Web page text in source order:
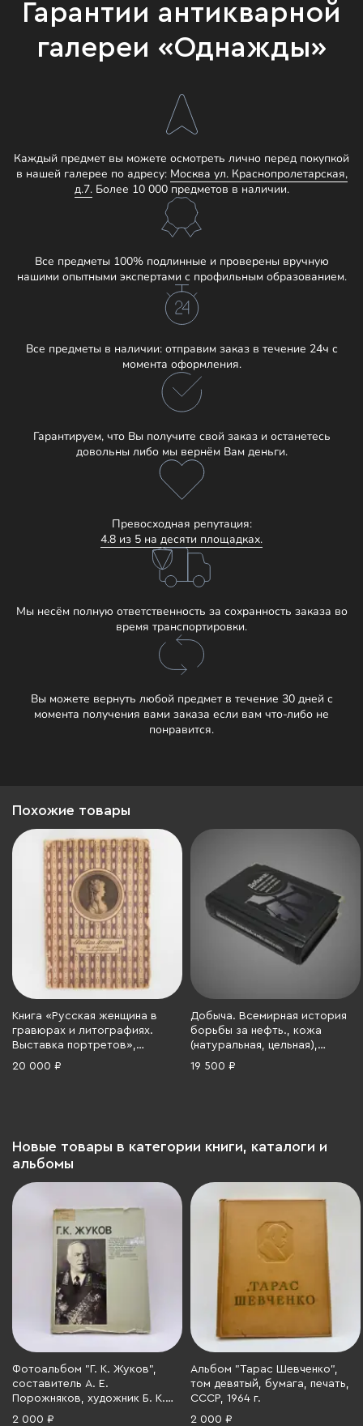
Гарантии антикварной
галереи «Однажды»
Каждый предмет вы можете осмотреть лично перед покупкой
в нашей галерее по адресу: Москва ул. Краснопролетарская,
д.7.Более 10 000 предметов в наличии.
Все предметы 100% подлинные и проверены вручную
нашими опытными экспертами с профильным образованием.
Все предметы в наличии: отправим заказ в течение 24ч с
момента оформления.
Гарантируем, что Вы получите свой заказ и останетесь
довольны либо мы вернём Вам деньги.
Превосходная репутация:
4.8 из 5 на десяти площадках.
Мы несём полную ответственность за сохранность заказа во
время транспортировки.
Вы можете вернуть любой предмет в течение 30 дней с
момента получения вами заказа если вам что-либо не
понравится.
Похожие товары
Книга «Русская женщина в
гравюрах и литографиях.
Выставка портретов»,
Издательство «Кружок
20 000 ₽
Добыча. Всемирная история
борьбы за нефть., кожа
(натуральная, цельная),
металл; ручная выделка,
Федерация, 2017 г.
19 500 ₽
Новые товары в категории книги, каталоги и
альбомы
Фотоальбом "Г. К. Жуков",
составитель А. Е.
Порожняков, художник Б. К.
Ушацкий, Издательство
2 000 ₽
Альбом "Тарас Шевченко",
том девятый, бумага, печать,
СССР, 1964 г.
2 000 ₽